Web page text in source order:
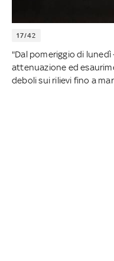
17/42
"Dal pomeriggio di
attenuazione ed
deboli sui rilievi fino a